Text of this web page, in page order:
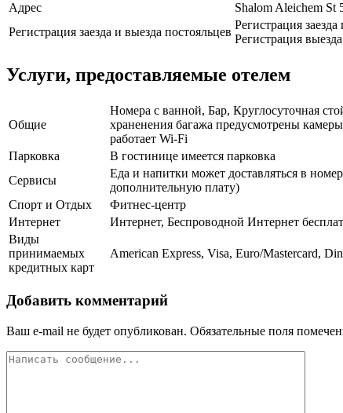
Адрес
Shalom Aleichem St
Регистрация заезда и выезда постояльцев
Регистрация
Регистрация
Услуги, предоставляемые отелем
Общие
Номера с ванной, Бар, Круглосуточная
храненения багажа предусмотрены
работает Wi-Fi
Парковка
В гостинице имеется парковка
Сервисы
Еда и напитки может доставляться в
дополнительную плату)
Спорт и Отдых
Фитнес-центр
Интернет
Интернет, Беспроводной Интернет
Виды
принимаемых
кредитных карт
American Express, Visa, Euro/Mastercard,
Добавить комментарий
Ваш e-mail не будет опубликован. Обязательные поля